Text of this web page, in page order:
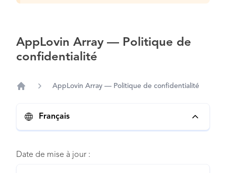
AppLovin Array — Politique de
confidentialité
AppLovin Array — Politique de confidentialité
Français
Date de mise à jour :